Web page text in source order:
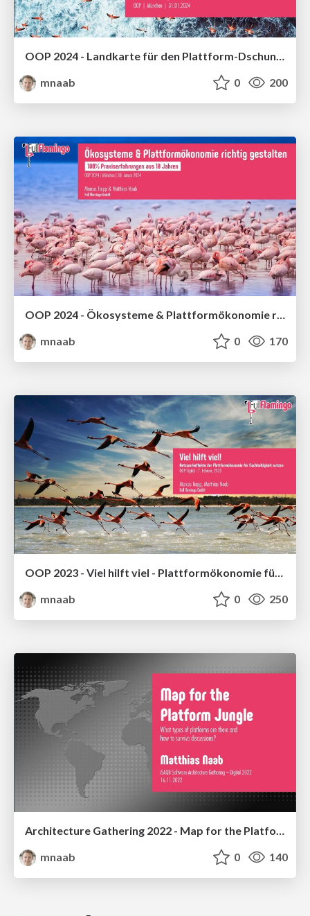
OOP 2024 - Landkarte für den Plattform-Dschungel - Orientierung im Plattform-Begriffswirrwarr
mnaab
0 200
mnaab
0 170
OOP 2023 - Viel hilft viel - Plattformökonomie für Nachhaltigkeit
mnaab
0 250
Architecture Gathering 2022 - Map for the Platform Jungle
mnaab
0 140